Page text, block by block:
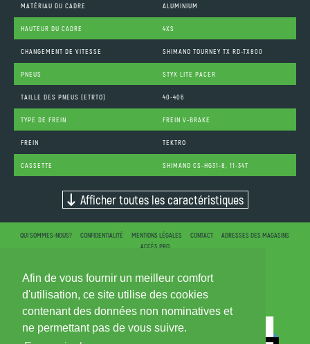
Afin de vous fournir un meilleur comfort
d'utilisation, ce site utilise des cookies
contenant des données non nominatives et
ne permettant pas de vous suivre.
MATÉRIAU DU CADRE ALUMINIUM
HAUTEUR DU CADRE 4XS
CHANGEMENT DE VITESSE SHIMANO TOURNEY TX RD-TX800
PNEUS STYX LITE PACER
TAILLE DES PNEUS (ETRTO) 40-406
TYPE DE FREIN FREIN V-BRAKE
FREIN TEKTRO
CASSETTE SHIMANO CS-HG31-8, 11-34T
Afficher toutes les caractéristiques
QUI SOMMES-NOUS? CONFIDENTIALITÉ MENTIONS LÉGALES CONTACT
ADRESSES DES MAGASINS
ACCÈS PRO